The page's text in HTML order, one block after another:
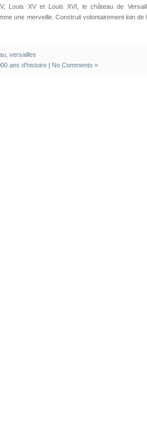
Louis XV et Louis XVI, le château de
une merveille. Construit volontairement loin de
versailles
ans d'histoire | No Comments »